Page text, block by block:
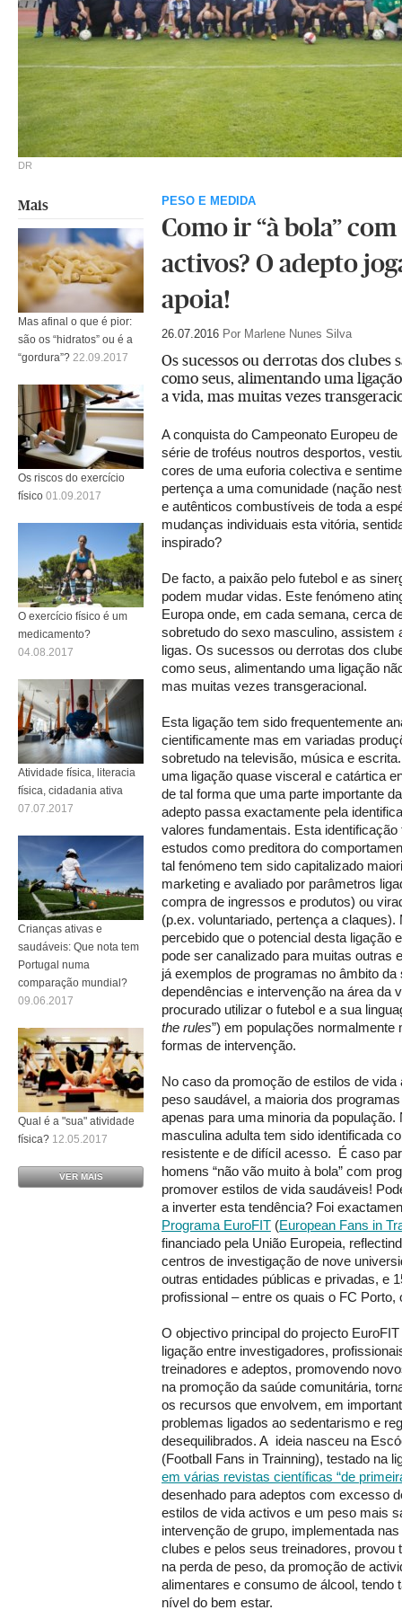
DR
PESO E MEDIDA
Como ir “à bola”
activos? O adepto
apoia!
26.07.2016 Por Marlene Nunes Silva
Os sucessos ou derrotas dos clubes
como seus, alimentando uma ligação
a vida, mas muitas vezes
A conquista do Campeonato Europeu
série de troféus noutros desportos,
cores de uma euforia colectiva e
pertença a uma comunidade (nação
e autênticos combustíveis de toda a
mudanças individuais esta vitória,
inspirado?
De facto, a paixão pelo futebol e as
podem mudar vidas. Este fenómeno
Europa onde, em cada semana, cerca
sobretudo do sexo masculino, assistem
ligas. Os sucessos ou derrotas dos
como seus, alimentando uma ligação
mas muitas vezes transgeracional.
Esta ligação tem sido frequentemente
cientificamente mas em variadas
sobretudo na televisão, música e
uma ligação quase visceral e catártica
de tal forma que uma parte importante
adepto passa exactamente pela
valores fundamentais. Esta
estudos como preditora do
tal fenómeno tem sido capitalizado
marketing e avaliado por parâmetros
compra de ingressos e produtos) ou
(p.ex. voluntariado, pertença a
percebido que o potencial desta ligação
pode ser canalizado para muitas outras
já exemplos de programas no âmbito
dependências e intervenção na área da
procurado utilizar o futebol e a sua
the rules”) em populações
formas de intervenção.
No caso da promoção de estilos de
peso saudável, a maioria dos
apenas para uma minoria da população.
masculina adulta tem sido identificada
resistente e de difícil acesso. É caso
homens “não vão muito à bola” com
promover estilos de vida saudáveis!
a inverter esta tendência? Foi
Programa EuroFIT (European Fans in
financiado pela União Europeia,
centros de investigação de nove
outras entidades públicas e privadas, e
profissional – entre os quais o FC Porto,
O objectivo principal do projecto
ligação entre investigadores,
treinadores e adeptos, promovendo
na promoção da saúde comunitária,
os recursos que envolvem, em
problemas ligados ao sedentarismo e
desequilibrados. A ideia nasceu na
(Football Fans in Trainning), testado na
em várias revistas científicas “de
desenhado para adeptos com excesso
estilos de vida activos e um peso mais
intervenção de grupo, implementada
clubes e pelos seus treinadores, provou
na perda de peso, da promoção de
alimentares e consumo de álcool, tendo
nível do bem estar.
Mais
Mas afinal o que é pior:
são os “hidratos” ou é a
“gordura”? 22.09.2017
Os riscos do exercício
físico 01.09.2017
O exercício físico é um
medicamento?
04.08.2017
Atividade física, literacia
física, cidadania ativa
07.07.2017
Crianças ativas e
saudáveis: Que nota tem
Portugal numa
comparação mundial?
09.06.2017
Qual é a "sua" atividade
física? 12.05.2017
VER MAIS